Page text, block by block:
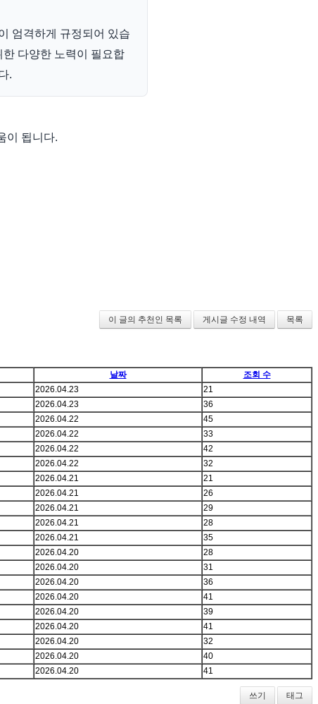
엄격하게 규정되어 있습
다양한 노력이 필요합
.
이 됩니다.
이 글의 추천인 목록 게시글 수정 내역 목록
날짜
조회 수
2026.04.23
21
2026.04.23
36
2026.04.22
45
2026.04.22
33
2026.04.22
42
2026.04.22
32
2026.04.21
21
2026.04.21
26
2026.04.21
29
2026.04.21
28
2026.04.21
35
2026.04.20
28
2026.04.20
31
2026.04.20
36
2026.04.20
41
2026.04.20
39
2026.04.20
41
2026.04.20
32
2026.04.20
40
2026.04.20 41
쓰기 태그